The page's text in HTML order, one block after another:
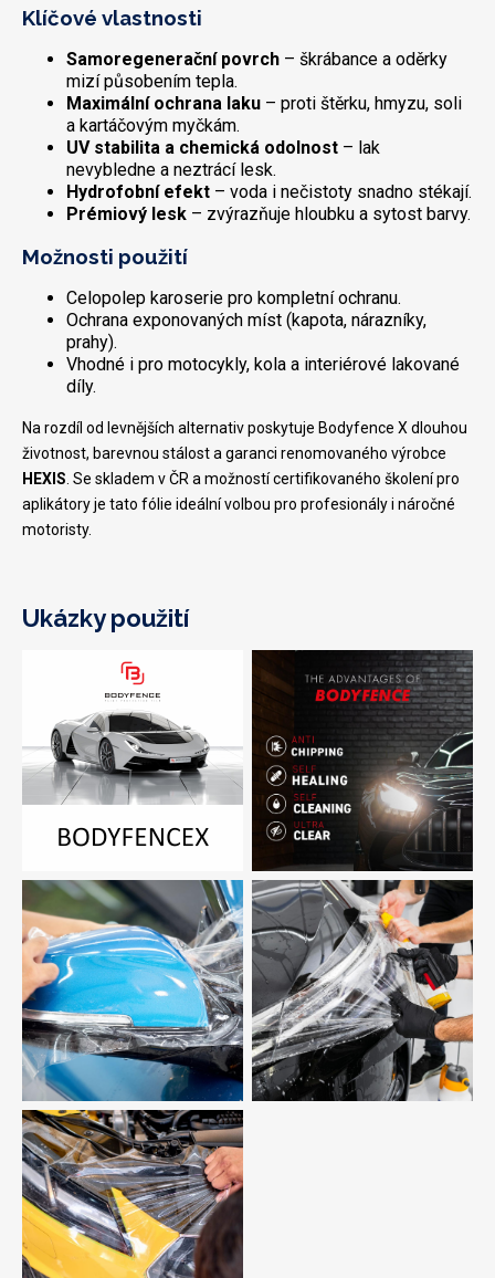
Klíčové vlastnosti
Samoregenerační povrch – škrábance a oděrky
mizí působením tepla.
Maximální ochrana laku – proti štěrku, hmyzu, soli
a kartáčovým myčkám.
UV stabilita a chemická odolnost – lak
nevybledne a neztrácí lesk.
Hydrofobní efekt – voda i nečistoty snadno stékají.
Prémiový lesk – zvýrazňuje hloubku a sytost barvy.
Možnosti použití
Celopolep karoserie pro kompletní ochranu.
Ochrana exponovaných míst (kapota, nárazníky,
prahy).
Vhodné i pro motocykly, kola a interiérové lakované
díly.
Na rozdíl od levnějších alternativ poskytuje Bodyfence X dlouhou
životnost, barevnou stálost a garanci renomovaného výrobce
HEXIS . Se skladem v ČR a možností certifikovaného školení pro
aplikátory je tato fólie ideální volbou pro profesionály i náročné
motoristy.
Ukázky použití